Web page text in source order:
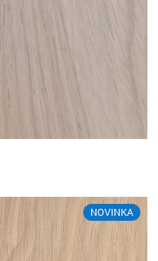
NOVINKA